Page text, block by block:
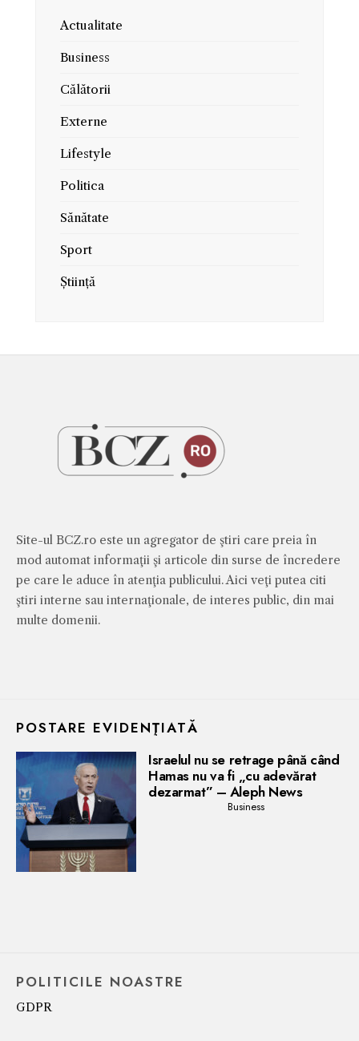
Actualitate
Business
Călătorii
Externe
Lifestyle
Politica
Sănătate
Sport
Știință
Site-ul BCZ.ro este un agregator de ştiri care preia în
mod automat informaţii şi articole din surse de încredere
pe care le aduce în atenţia publicului. Aici veţi putea citi
ştiri interne sau internaţionale, de interes public, din mai
multe domenii.
POSTARE EVIDENŢIATĂ
Israelul nu se retrage până când
Hamas nu va fi „cu adevărat
dezarmat” – Aleph News
Business
POLITICILE NOASTRE
GDPR